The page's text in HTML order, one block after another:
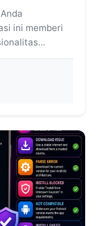
ini memberi
– Pengalaman